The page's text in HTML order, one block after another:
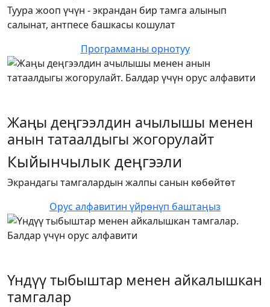
Туура жооп үчүн - экрандан бир тамга алынып
салынат, антпесе башкасы кошулат
Программаны орнотуу
Жаңы деңгээлдин ачылышы менен
анын татаалдыгы жогорулайт
Кыйынчылык деңгээли
Экрандагы тамгалардын жалпы санын көбөйтөт
Орус алфавитин үйрөнүп баштаңыз
Үндүү тыбыштар менен айкалышкан
тамгалар